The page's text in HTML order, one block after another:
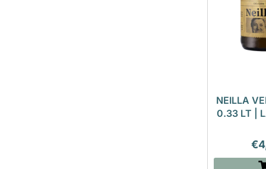
NEILLA
0.33 LT |
€